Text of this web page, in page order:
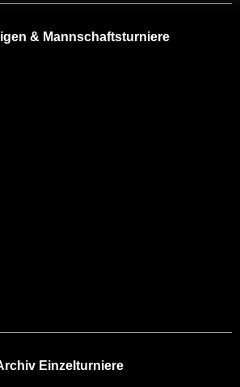
& Mannschaftsturniere
Einzelturniere